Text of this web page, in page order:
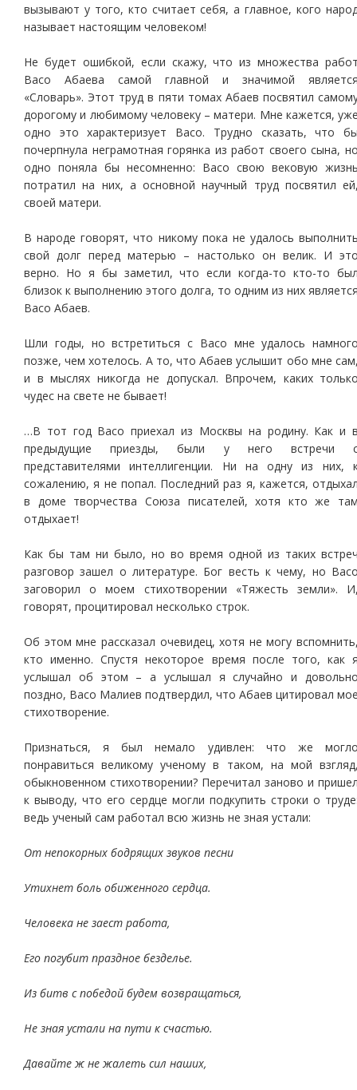
вызывают у того, кто считает себя, а главное, кого
называет настоящим человеком!
Не будет ошибкой, если скажу, что из множества
Васо Абаева самой главной и значимой
«Словарь». Этот труд в пяти томах Абаев посвятил
дорогому и любимому человеку – матери. Мне кажется,
одно это характеризует Васо. Трудно сказать, что
почерпнула неграмотная горянка из работ своего сына,
одно поняла бы несомненно: Васо свою вековую
потратил на них, а основной научный труд посвятил
своей матери.
В народе говорят, что никому пока не удалось
свой долг перед матерью – настолько он велик. И
верно. Но я бы заметил, что если когда-то кто-то
близок к выполнению этого долга, то одним из них
Васо Абаев.
Шли годы, но встретиться с Васо мне удалось
позже, чем хотелось. А то, что Абаев услышит обо мне
и в мыслях никогда не допускал. Впрочем, каких
чудес на свете не бывает!
…В тот год Васо приехал из Москвы на родину. Как и
предыдущие приезды, были у него встречи
представителями интеллигенции. Ни на одну из них,
сожалению, я не попал. Последний раз я, кажется,
в доме творчества Союза писателей, хотя кто же
отдыхает!
Как бы там ни было, но во время одной из таких
разговор зашел о литературе. Бог весть к чему, но
заговорил о моем стихотворении «Тяжесть земли».
говорят, процитировал несколько строк.
Об этом мне рассказал очевидец, хотя не могу
кто именно. Спустя некоторое время после того, как
услышал об этом – а услышал я случайно и
поздно, Васо Малиев подтвердил, что Абаев цитировал
стихотворение.
Признаться, я был немало удивлен: что же
понравиться великому ученому в таком, на мой
обыкновенном стихотворении? Перечитал заново и
к выводу, что его сердце могли подкупить строки о
ведь ученый сам работал всю жизнь не зная устали:
От непокорных бодрящих звуков песни
Утихнет боль обиженного сердца.
Человека не заест работа,
Его погубит праздное безделье.
Из битв с победой будем возвращаться,
Не зная устали на пути к счастью.
Давайте ж не жалеть сил наших,